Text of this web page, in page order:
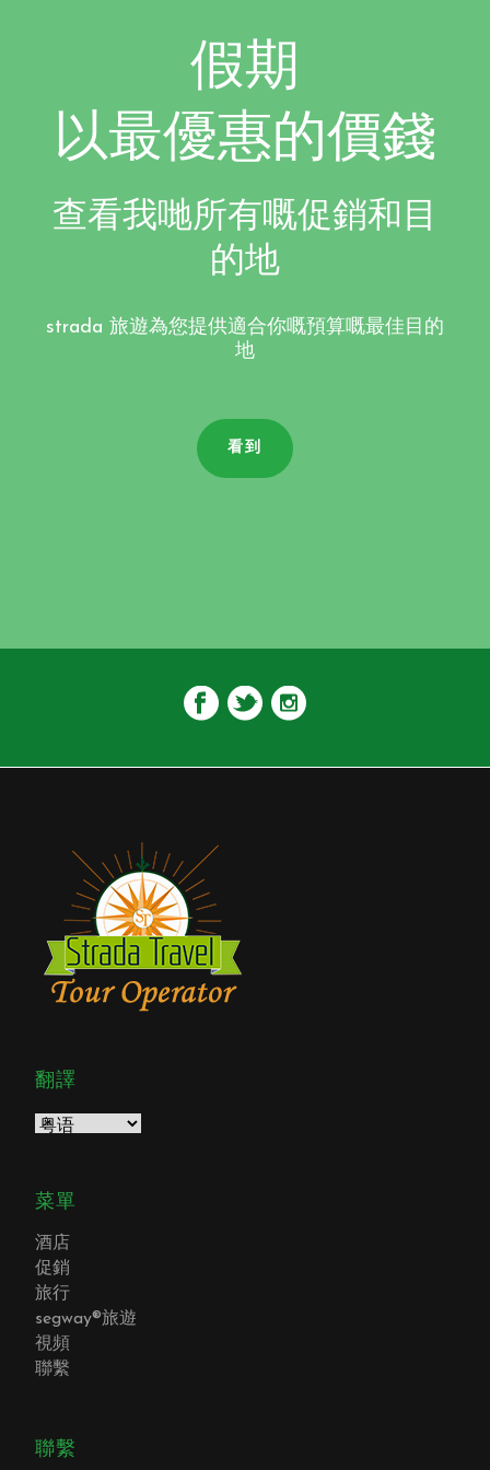
假期
以最優惠的價錢
查看我哋所有嘅促銷和目
的地
strada 旅遊為您提供適合你嘅預算嘅最佳目的
地
看到
翻譯
菜單
酒店
促銷
旅行
segway®旅遊
視頻
聯繫
聯繫